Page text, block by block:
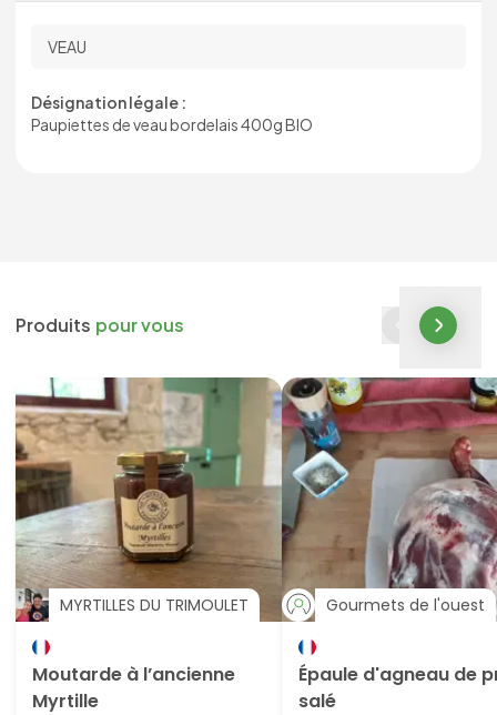
VEAU
Désignation légale :
Paupiettes de veau bordelais 400g BIO
Produits pour vous
MYRTILLES DU TRIMOULET
Moutarde à l’ancienne
Myrtille
Gourmets de l'ouest
Épaule d'agneau de
salé